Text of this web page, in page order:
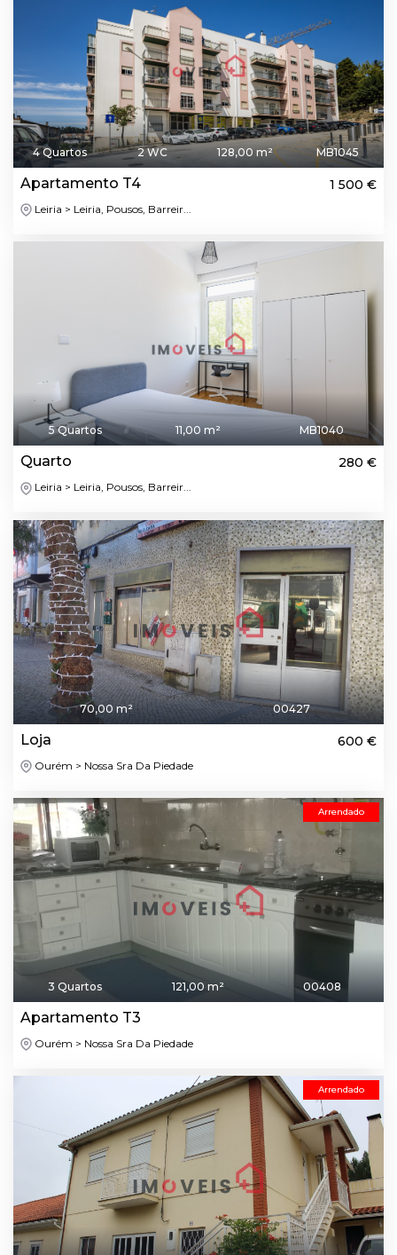
4 Quartos 2 WC 128,00 m² MB1045
Apartamento T4 1 500 €
Leiria > Leiria, Pousos, Barreir...
5 Quartos 11,00 m² MB1040
Quarto 280 €
Leiria > Leiria, Pousos, Barreir...
70,00 m² 00427
Loja 600 €
Ourém > Nossa Sra Da Piedade
Arrendado
3 Quartos 121,00 m² 00408
Apartamento T3
Ourém > Nossa Sra Da Piedade
Arrendado